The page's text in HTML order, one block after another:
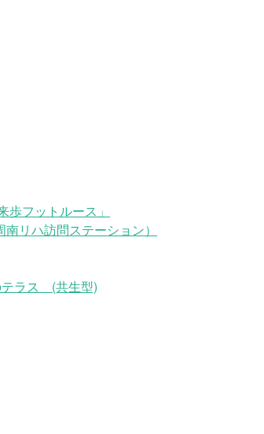
フットルース」
リハ訪問ステーション）
テラス (共生型)